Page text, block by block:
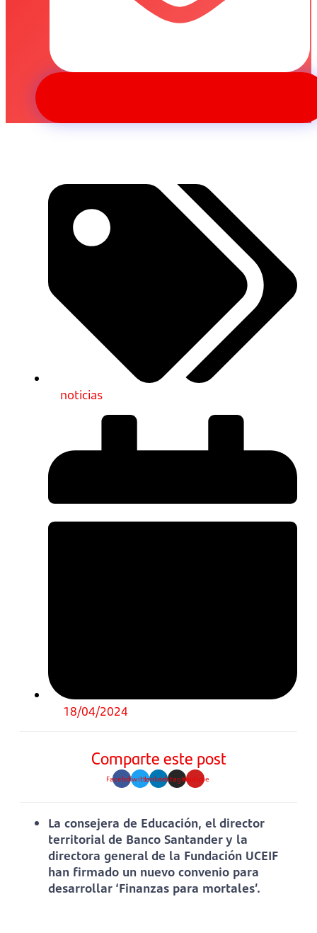
noticias
18/04/2024
Comparte este post
FacebookTwitterLinkedinInstagramYoutube
La consejera de Educación, el director
territorial de Banco Santander y la
directora general de la Fundación UCEIF
han firmado un nuevo convenio para
desarrollar ‘Finanzas para mortales’.